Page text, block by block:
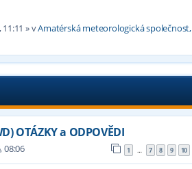
» vAmatérská meteorologická společnost,
OTÁZKY a ODPOVĚDI
08:06 1 … 7 8 9 10